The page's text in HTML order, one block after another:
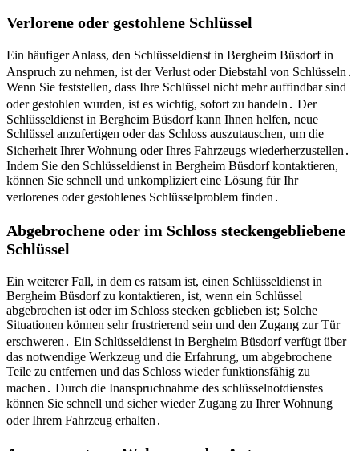
Verlorene oder gestohlene Schlüssel
Ein häufiger Anlass, den Schlüsseldienst in Bergheim Büsdorf in
Anspruch zu nehmen, ist der Verlust oder Diebstahl von Schlüsseln․
Wenn Sie feststellen, dass Ihre Schlüssel nicht mehr auffindbar sind
oder gestohlen wurden, ist es wichtig, sofort zu handeln․ Der
Schlüsseldienst in Bergheim Büsdorf kann Ihnen helfen, neue
Schlüssel anzufertigen oder das Schloss auszutauschen, um die
Sicherheit Ihrer Wohnung oder Ihres Fahrzeugs wiederherzustellen․
Indem Sie den Schlüsseldienst in Bergheim Büsdorf kontaktieren,
können Sie schnell und unkompliziert eine Lösung für Ihr
verlorenes oder gestohlenes Schlüsselproblem finden․
Abgebrochene oder im Schloss steckengebliebene
Schlüssel
Ein weiterer Fall, in dem es ratsam ist, einen Schlüsseldienst in
Bergheim Büsdorf zu kontaktieren, ist, wenn ein Schlüssel
abgebrochen ist oder im Schloss stecken geblieben ist; Solche
Situationen können sehr frustrierend sein und den Zugang zur Tür
erschweren․ Ein Schlüsseldienst in Bergheim Büsdorf verfügt über
das notwendige Werkzeug und die Erfahrung, um abgebrochene
Teile zu entfernen und das Schloss wieder funktionsfähig zu
machen․ Durch die Inanspruchnahme des schlüsselnotdienstes
können Sie schnell und sicher wieder Zugang zu Ihrer Wohnung
oder Ihrem Fahrzeug erhalten․